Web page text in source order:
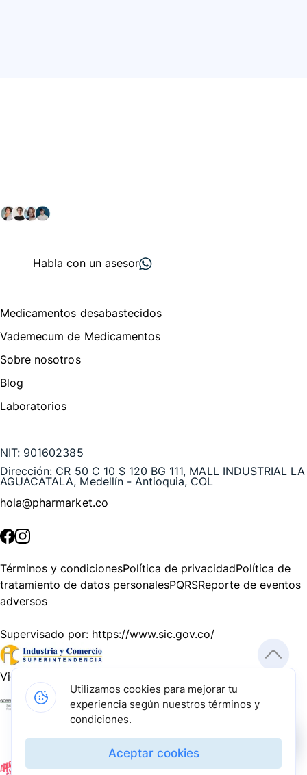
Habla con un asesor
Medicamentos desabastecidos
Vademecum de Medicamentos
Sobre nosotros
Blog
Laboratorios
NIT: 901602385
Dirección: CR 50 C 10 S 120 BG 111, MALL INDUSTRIAL LA
AGUACATALA, Medellín - Antioquia, COL
hola@pharmarket.co
Términos y condicionesPolítica de privacidadPolítica de
tratamiento de datos personalesPQRSReporte de eventos
adversos
Supervisado por: https://www.sic.gov.co/
Vigilado por:
Gracias a nuestros impulsadores, podemos presentarte la
solución tecnológica más avanzada para resolver los
desafíos farmacéuticos de la actualidad.
Utilizamos cookies para mejorar tu
experiencia según nuestros términos y
condiciones.
Aceptar cookies